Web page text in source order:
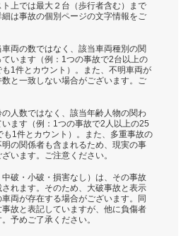
ト上では最大２台（歩行者含む）まで
は事故の個別ページの文字情報をご
両の数ではなく、該当車両種別の関
います（例：1つの事故で2台以上の
1件とカウント）。また、不明車両が
と一致しない場合がございます。ご
の人数ではなく、該当年齢人物の関わ
ます（例：1つの事故で2人以上の25
も1件とカウント）。また、多重事故の
の関係者も含まれるため、現実の事
います。ご注意ください。
破・小破・損害なし）は、その事故
れます。そのため、大破事故と表示
両が存在する場合がございます。同
故と表記していますが、他に負傷者
予めご了承ください。